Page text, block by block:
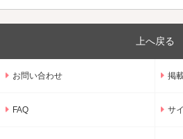
上へ戻る
お問い合わせ 掲
FAQ サ